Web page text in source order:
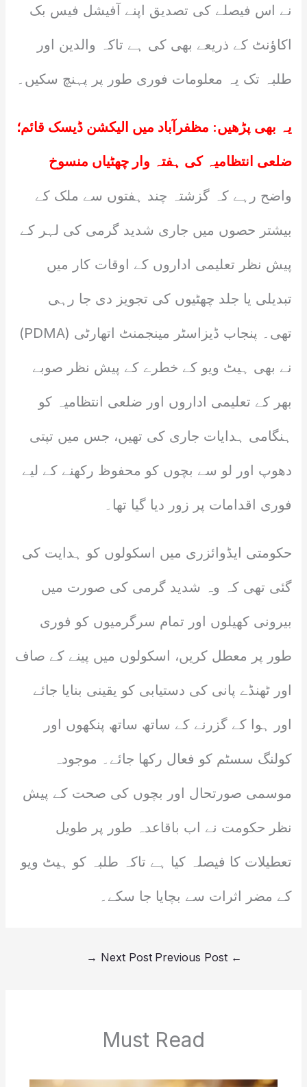
نے اس فیصلے کی تصدیق اپنے آفیشل فیس بک
اکاؤنٹ کے ذریعے بھی کی ہے تاکہ والدین اور
طلبہ تک یہ معلومات فوری طور پر پہنچ سکیں۔
یہ بھی پڑھیں: مظفرآباد میں الیکشن ڈیسک قائم؛
ضلعی انتظامیہ کی ہفتہ وار چھٹیاں منسوخ
واضح رہے کہ گزشتہ چند ہفتوں سے ملک کے
بیشتر حصوں میں جاری شدید گرمی کی لہر کے
پیش نظر تعلیمی اداروں کے اوقات کار میں
تبدیلی یا جلد چھٹیوں کی تجویز دی جا رہی
تھی۔ پنجاب ڈیزاسٹر مینجمنٹ اتھارٹی (PDMA)
نے بھی ہیٹ ویو کے خطرے کے پیش نظر صوبے
بھر کے تعلیمی اداروں اور ضلعی انتظامیہ کو
ہنگامی ہدایات جاری کی تھیں، جس میں تپتی
دھوپ اور لو سے بچوں کو محفوظ رکھنے کے لیے
فوری اقدامات پر زور دیا گیا تھا۔
حکومتی ایڈوائزری میں اسکولوں کو ہدایت کی
گئی تھی کہ وہ شدید گرمی کی صورت میں
بیرونی کھیلوں اور تمام سرگرمیوں کو فوری
طور پر معطل کریں، اسکولوں میں پینے کے صاف
اور ٹھنڈے پانی کی دستیابی کو یقینی بنایا جائے
اور ہوا کے گزرنے کے ساتھ ساتھ پنکھوں اور
کولنگ سسٹم کو فعال رکھا جائے۔ موجودہ
موسمی صورتحال اور بچوں کی صحت کے پیش
نظر حکومت نے اب باقاعدہ طور پر طویل
تعطیلات کا فیصلہ کیا ہے تاکہ طلبہ کو ہیٹ ویو
کے مضر اثرات سے بچایا جا سکے۔
←
Next Post
→
Must Read